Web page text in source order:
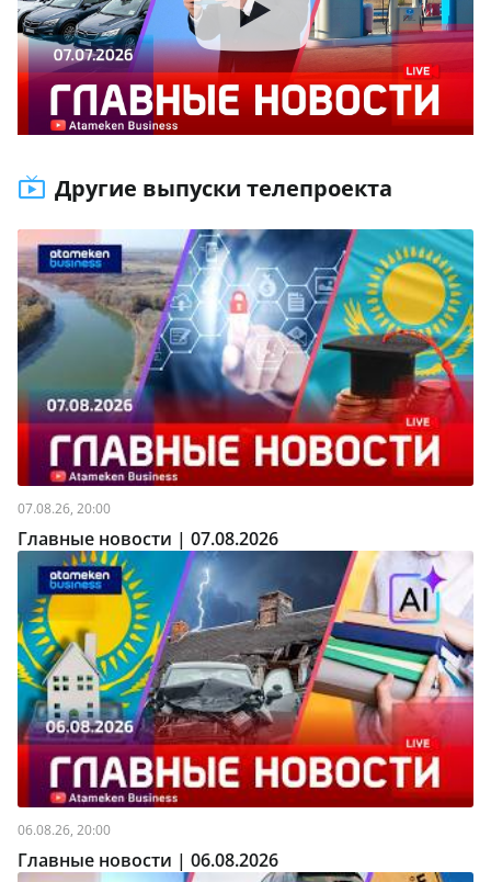
Другие выпуски телепроекта
07.08.26, 20:00
Главные новости | 07.08.2026
06.08.26, 20:00
Главные новости | 06.08.2026